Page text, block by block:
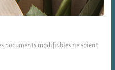
documents modifiables ne soient